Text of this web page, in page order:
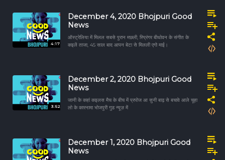
4:17
December 4, 2020 Bhojpuri Good
News
ऑस्ट्रेलिया में मिलल सबसे पुरान मछली, स्प्रिंगर बीथोवन के संगीत के
कइलें ताजा, 45 साल बाद आपन बेटा से मिलली एगो माई।
3:52
December 2, 2020 Bhojpuri Good
News
जानी के कहां कइलस मैच के बीच में प्रपोज आ सुनी बाढ़ से बचावे आले चूहा
लो के कारनामा भोजपुरी गुड न्यूज़ में
December 1, 2020 Bhojpuri Good
News